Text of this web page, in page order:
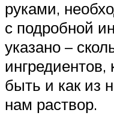
руками,
с подробной
указано –
быть и как из
нам раствор.